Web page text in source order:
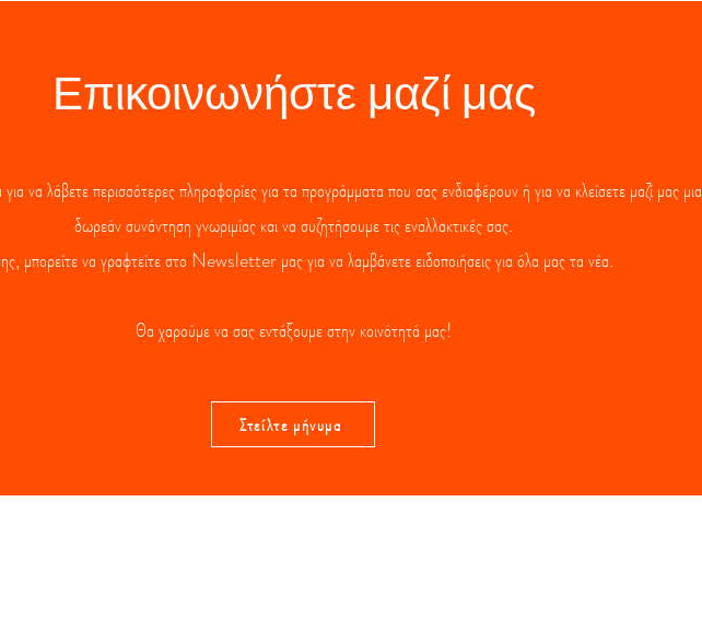
Επικοινωνήστε μαζί μας
να λάβετε περισσότερες πληροφορίες για τα προγράμματα που σας ενδιαφέρουν ή για να κλείσετε μαζί μας μια
δωρεάν συνάντηση γνωριμίας και να συζητήσουμε τις εναλλακτικές σας.
μπορείτε να γραφτείτε στο Newsletter μας για να λαμβάνετε ειδοποιήσεις για όλα μας τα νέα.
Θα χαρούμε να σας εντάξουμε στην κοινότητά μας!
Στείλτε μήνυμα